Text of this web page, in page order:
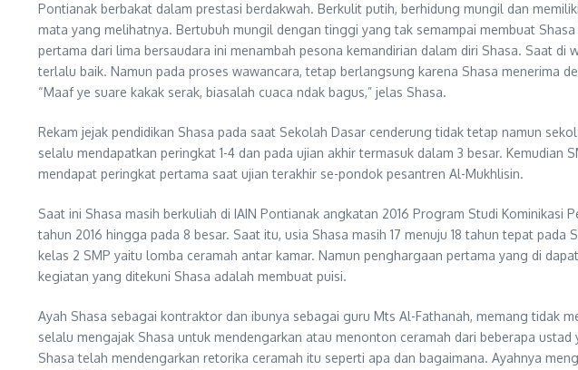
Pontianak berbakat dalam prestasi berdakwah. Berkulit putih, berhidung mungil dan
mata yang melihatnya. Bertubuh mungil dengan tinggi yang tak semampai membuat
pertama dari lima bersaudara ini menambah pesona kemandirian dalam diri Shasa. Saat
terlalu baik. Namun pada proses wawancara, tetap berlangsung karena Shasa menerima
“Maaf ye suare kakak serak, biasalah cuaca ndak bagus,” jelas Shasa.
Rekam jejak pendidikan Shasa pada saat Sekolah Dasar cenderung tidak tetap namun
selalu mendapatkan peringkat 1-4 dan pada ujian akhir termasuk dalam 3 besar.
mendapat peringkat pertama saat ujian terakhir se-pondok pesantren Al-Mukhlisin.
Saat ini Shasa masih berkuliah di IAIN Pontianak angkatan 2016 Program Studi
tahun 2016 hingga pada 8 besar. Saat itu, usia Shasa masih 17 menuju 18 tahun tepat
kelas 2 SMP yaitu lomba ceramah antar kamar. Namun penghargaan pertama yang di
kegiatan yang ditekuni Shasa adalah membuat puisi.
Ayah Shasa sebagai kontraktor dan ibunya sebagai guru Mts Al-Fathanah, memang tidak
selalu mengajak Shasa untuk mendengarkan atau menonton ceramah dari beberapa
Shasa telah mendengarkan retorika ceramah itu seperti apa dan bagaimana. Ayahnya